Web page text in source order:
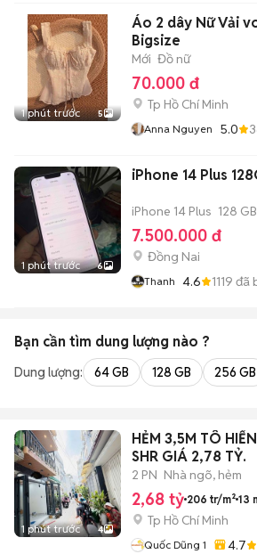
1 phút trước 5
Áo 2 dây Nữ Vải
Bigsize
Mới Đồ nữ
70.000 đ
Tp Hồ Chí Minh
Anna Nguyen 5.0
1 phút trước 6
iPhone 14 Plus
iPhone 14 Plus 128 GB
7.500.000 đ
Đồng Nai
Thanh 4.6 1119 đã
Bạn cần tìm dung lượng nào ?
Dung lượng: 64 GB 128 GB 256 GB
1 phút trước 4
HẺM 3,5M TÔ
SHR GIÁ 2,78 TỶ.
2 PN Nhà ngõ, hẻm
2,68 tỷ 206 tr/m² 13
Tp Hồ Chí Minh
Quốc Dũng 1 4.7